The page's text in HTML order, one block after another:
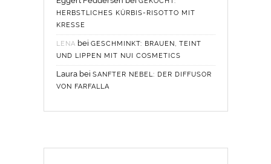
HERBSTLICHES KÜRBIS-RISOTTO MIT
KRESSE
LENA bei GESCHMINKT: BRAUEN, TEINT
UND LIPPEN MIT NUI COSMETICS
Laurabei SANFTER NEBEL: DER DIFFUSOR
VON FARFALLA